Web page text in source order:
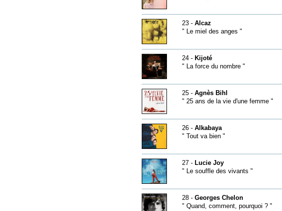
23 - Alcaz
" Le miel des anges "
24 - Kijoté
" La force du nombre "
25 - Agnès Bihl
" 25 ans de la vie d'une femme "
26 - Alkabaya
" Tout va bien "
27 - Lucie Joy
" Le souffle des vivants "
28 - Georges Chelon
" Quand, comment, pourquoi ? "